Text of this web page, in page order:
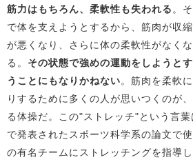
筋力はもちろん、柔軟性も失われる 。
で体を支えようとするから、筋肉が収
が悪くなり、さらに体の柔軟性がなく
る。 その状態で強めの運動をしようと
うことにもなりかねない。筋肉を柔軟
りするために多くの人が思いつくのが
る体操だ。この"ストレッチ"という言
で発表されたスポーツ科学系の論文で
の有名チームにストレッチングを指導